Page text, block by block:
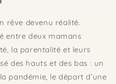
rêve devenu réalité.
entre deux mamans
la parentalité et leurs
des hauts et des bas : un
pandémie, le départ d’une